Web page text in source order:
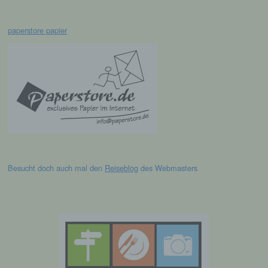
paperstore papier
Besucht doch auch mal den Reiseblog des Webmasters
Vorgang oder jede solche Vorgangsreihe im
Daten wie das Erheben, das Erfassen, die
Organisation, das Ordnen, die Speicherung,
die Anpassung oder Veränderung, das
Auslesen, das Abfragen, die Verwendung,
die Offenlegung durch Übermittlung,
Verbreitung oder eine andere Form der
Bereitstellung, den Abgleich oder die
Markierung gespeicherter
personenbezogener Daten mit dem Ziel, ihre
künftige Verarbeitung einzuschränken.